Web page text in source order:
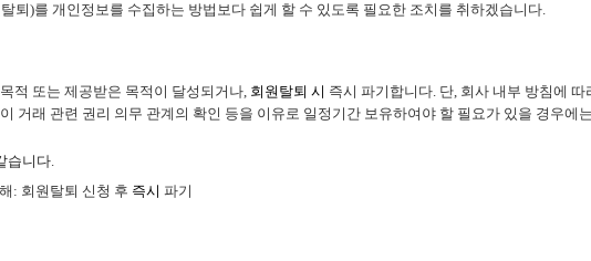
퇴)를 개인정보를 수집하는 방법보다 쉽게 할 수 있도록 필요한 조치를 취하겠습니다.
적 또는 제공받은 목적이 달성되거나, 회원탈퇴 시 즉시 파기합니다. 단, 회사 내부 방침에
거래 관련 권리 의무 관계의 확인 등을 이유로 일정기간 보유하여야 할 필요가 있을 경우에
습니다.
: 회원탈퇴 신청 후 즉시 파기